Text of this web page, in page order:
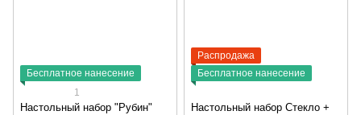
Бесплатное нанесение
1
Настольный набор "Рубин"
Распродажа
Бесплатное нанесение
Настольный набор Стекло +